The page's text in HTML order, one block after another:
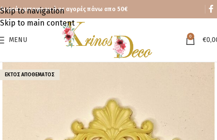
Skip to navigation
Skip to main content
Δωρεάν μεταφορικά με αγορές πάνω απο 50€
MENU 0 €
ΕΚΤΌΣ ΑΠΟΘΈΜΑΤΟΣ